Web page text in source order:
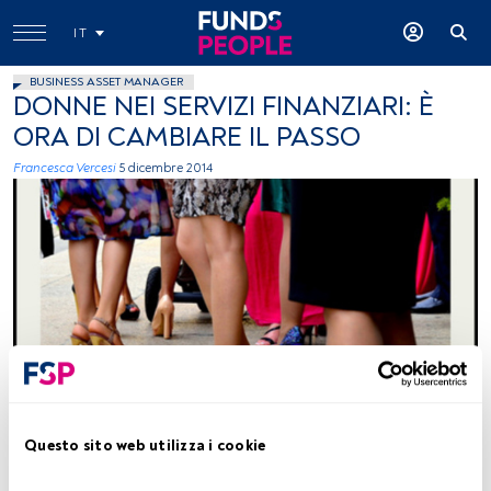
Questo sito web utilizza i cookie
IT
BUSINESS ASSET MANAGER
DONNE NEI SERVIZI FINANZIARI: È
ORA DI CAMBIARE IL PASSO
Francesca Vercesi 5 dicembre 2014
foto: autor Riccardo Maffioli, Flickr, creative commons
Tempo di lettura:2 min.